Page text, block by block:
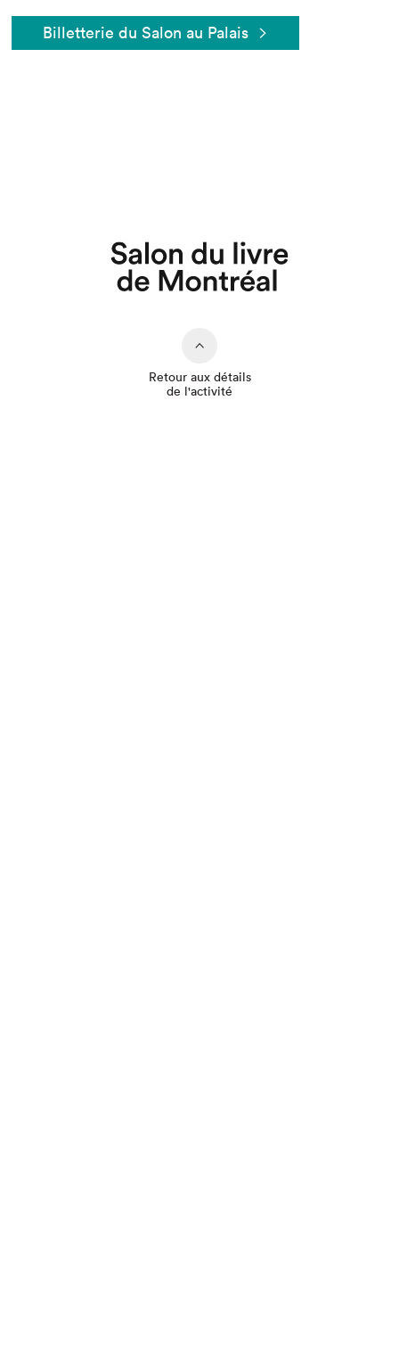
Billetterie du Salon au Palais
Retour aux détails
de l'activité